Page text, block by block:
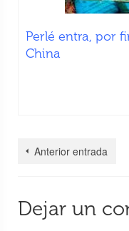
Perlé entra, por
China
Anterior entrada
Dejar un